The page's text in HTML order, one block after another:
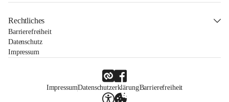
Rechtliches
Barrierefreiheit
Datenschutz
Impressum
ImpressumDatenschutzerklärungBarrierefreiheit